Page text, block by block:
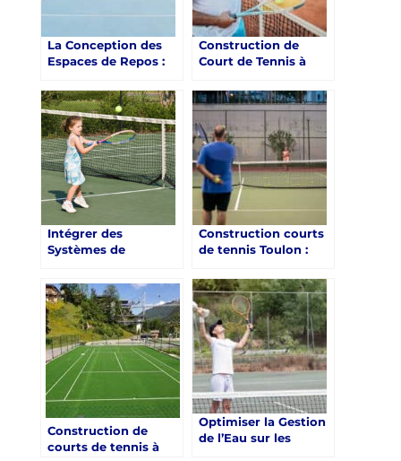
La Conception des
Espaces de Repos :
la Relaxation des
Spectateurs à Toulon
Construction de
Court de Tennis à
Consommation
d’Énergie
Intégrer des
Systèmes de
Écologiques pour un
Court de Tennis à
Toulon
Construction courts
de tennis Toulon :
meilleures pratiques
pour une
construction de
court de tennis qui
intègre des espaces
de rencontre et de
socialisation à Toulon
?
Construction de
courts de tennis à
Optimiser la Gestion
de l’Eau sur les